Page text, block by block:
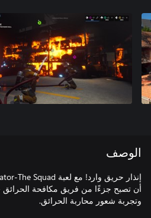
الوصف
أن تصبح جزءًا من فريق مكافحة الحرائق